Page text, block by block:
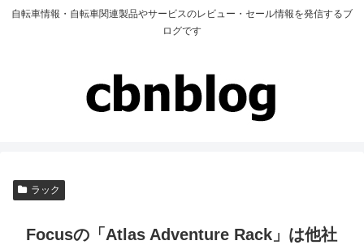
自転車情報・自転車関連製品やサービスのレビュー・セール情報を発信するブ
ログです
ラック
Focusの「Atlas Adventure Rack」は他社